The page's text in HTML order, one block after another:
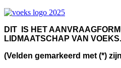
DIT IS HET
LIDMAATSCHAP VAN VOEKS.
(Velden gemarkeerd met (*)